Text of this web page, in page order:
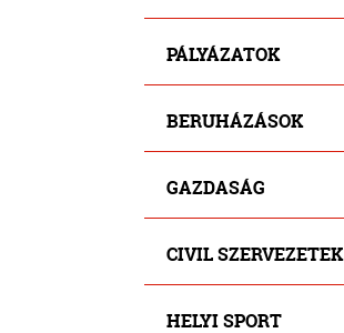
PÁLYÁZATOK
BERUHÁZÁSOK
GAZDASÁG
CIVIL SZERVEZETEK
HELYI SPORT